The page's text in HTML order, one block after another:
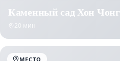
Каменный сад Хон Чонг
20 мин
МЕСТО